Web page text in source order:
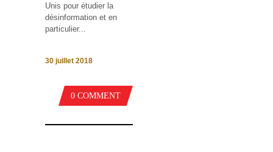
Unis pour étudier la
désinformation et en
particulier...
30 juillet 2018
0 COMMENT